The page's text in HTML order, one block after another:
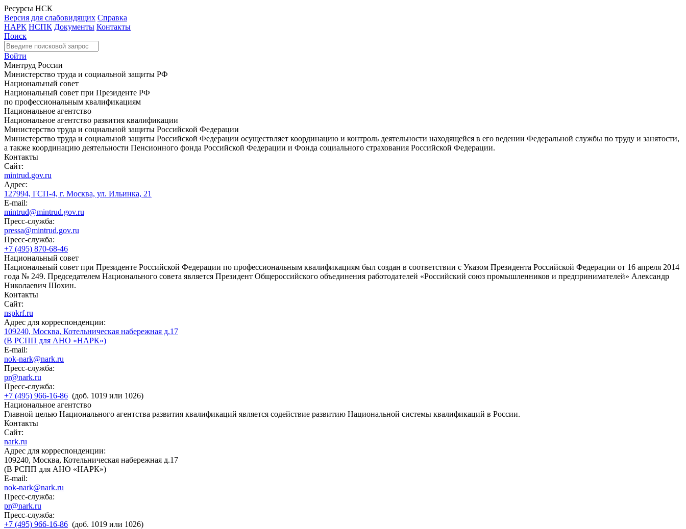
Ресурсы НСК
Версия для слабовидящих Справка
НАРК НСПК Документы Контакты
Поиск
Войти
Минтруд России
Министерство труда и социальной защиты РФ
Национальный совет
Национальный совет при Президенте РФ
по профессиональным квалификациям
Национальное агентство
Национальное агентство развития квалификации
Министерство труда и социальной защиты Российской Федерации
Министерство труда и социальной защиты Российской Федерации осуществляет координацию и контроль деятельности находящейся в его ведении Федеральной службы по труду и занятости,
а также координацию деятельности Пенсионного фонда Российской Федерации и Фонда социального страхования Российской Федерации.
Контакты
Сайт:
mintrud.gov.ru
Адрес:
127994, ГСП-4, г. Москва, ул. Ильинка, 21
E-mail:
mintrud@mintrud.gov.ru
Пресс-служба:
pressa@mintrud.gov.ru
Пресс-служба:
+7 (495) 870-68-46
Национальный совет
Национальный совет при Президенте Российской Федерации по профессиональным квалификациям был создан в соответствии с Указом Президента Российской Федерации от 16 апреля 2014
года № 249. Председателем Национального совета является Президент Общероссийского объединения работодателей «Российский союз промышленников и предпринимателей» Александр
Николаевич Шохин.
Контакты
Сайт:
nspkrf.ru
Адрес для корреспонденции:
109240, Москва, Котельническая набережная д.17
(В РСПП для АНО «НАРК»)
E-mail:
nok-nark@nark.ru
Пресс-служба:
pr@nark.ru
Пресс-служба:
+7 (495) 966-16-86 (доб. 1019 или 1026)
Национальное агентство
Главной целью Национального агентства развития квалификаций является содействие развитию Национальной системы квалификаций в России.
Контакты
Сайт:
nark.ru
Адрес для корреспонденции:
109240, Москва, Котельническая набережная д.17
(В РСПП для АНО «НАРК»)
E-mail:
nok-nark@nark.ru
Пресс-служба:
pr@nark.ru
Пресс-служба:
+7 (495) 966-16-86 (доб. 1019 или 1026)